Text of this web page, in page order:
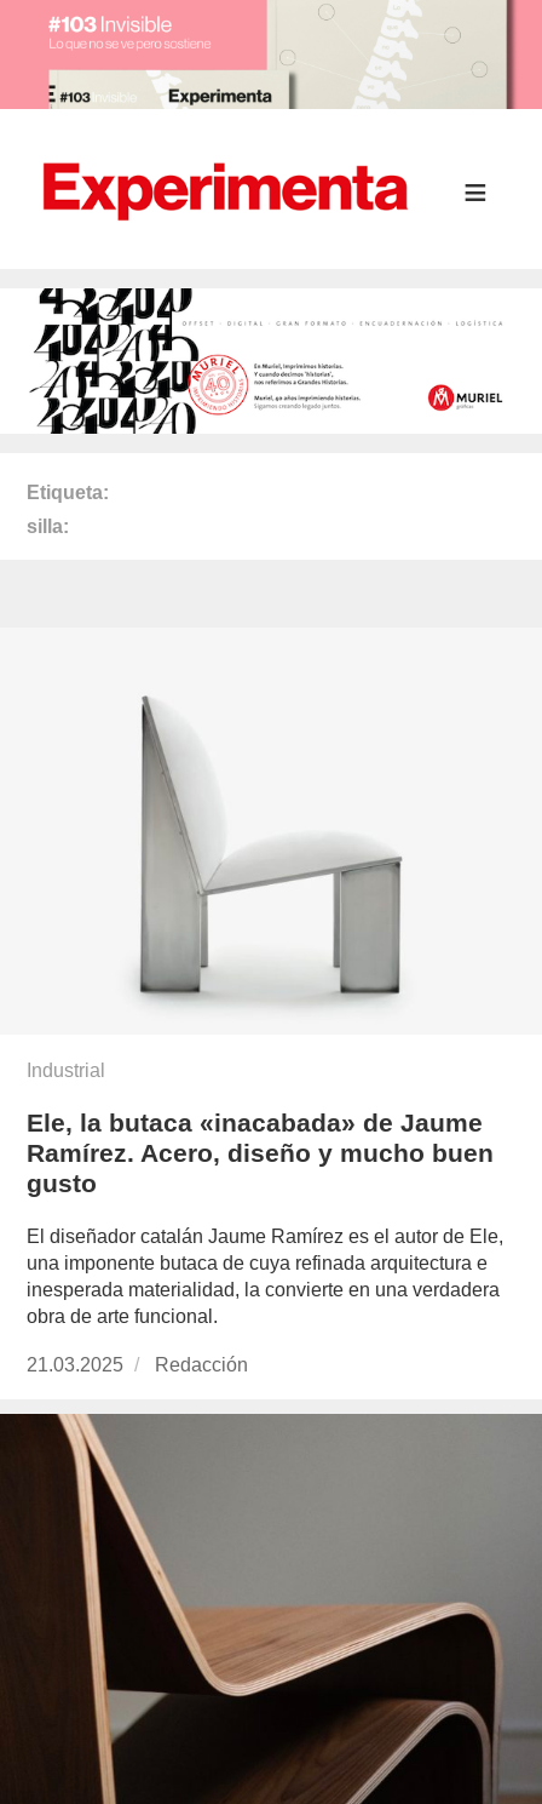
Etiqueta
silla
Industrial
Ele, la butaca «inacabada» de Jaume
Ramírez. Acero, diseño y mucho buen
gusto
El diseñador catalán Jaume Ramírez es el autor de Ele,
una imponente butaca de cuya refinada arquitectura e
inesperada materialidad, la convierte en una verdadera
obra de arte funcional.
Publicado
21.03.2025 https://www.experimenta.es/author/redaccion/
Redacción